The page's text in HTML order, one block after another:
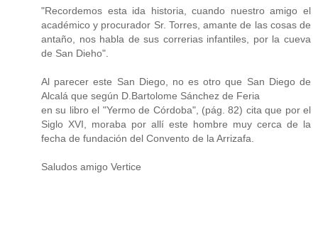
"Recordemos esta ida historia, cuando nuestro amigo el
académico y procurador Sr. Torres, amante de las cosas de
antaño, nos habla de sus correrias infantiles, por la cueva
de San Dieho".
Al parecer este San Diego, no es otro que San Diego de
Alcalá que según D.Bartolome Sánchez de Feria
en su libro el "Yermo de Córdoba", (pág. 82) cita que por el
Siglo XVI, moraba por allí este hombre muy cerca de la
fecha de fundación del Convento de la Arrizafa.
Saludos amigo Vertice